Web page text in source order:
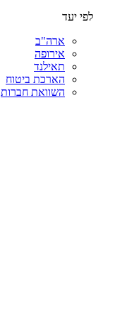
לפי יעד
ארה"ב
אירופה
תאילנד
הארכת ביטוח
השוואת חברות